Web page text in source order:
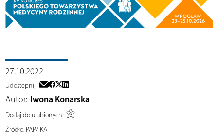
27.10.2022
Udostępnij
Autor: Iwona Konarska
Dodaj do ulubionych
Źródło:PAP/IKA